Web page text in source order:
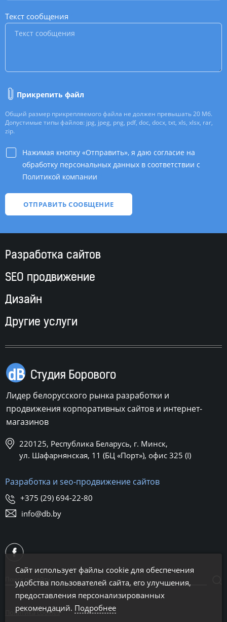
Текст сообщения
Прикрепить файл
Общий размер прикрепляемого файла не должен превышать 20 Мб.
Допустимые типы файлов: jpg, jpeg, png, pdf, doc, docx, txt, xls, xlsx, rar,
zip.
Нажимая кнопку «Отправить», я даю согласие на
обработку персональных данных в соответствии с
Политикой компании
Разработка сайтов
SEO продвижение
Дизайн
Другие услуги
Лидер белорусского рынка разработки и
продвижения корпоративных сайтов и интернет-
магазинов
220125, Республика Беларусь, г. Минск,
ул. Шафарнянская, 11 (БЦ «Порт»), офис 325 (I)
Разработка и seo-продвижение сайтов
+375 (29) 694-22-80
info@db.by
Политика cookies
Сайт использует файлы cookie для обеспечения
удобства пользователей сайта, его улучшения,
предоставления персонализированных
рекомендаций. Подробнее